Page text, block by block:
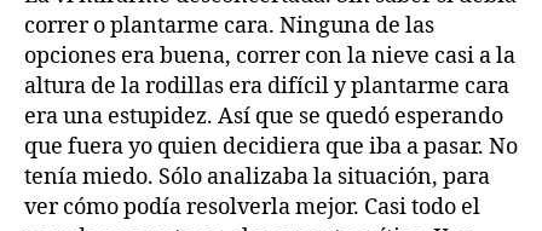
correr o plantarme cara. Ninguna de las
opciones era buena, correr con la nieve casi a la
altura de la rodillas era difícil y plantarme cara
era una estupidez. Así que se quedó esperando
que fuera yo quien decidiera que iba a pasar. No
tenía miedo. Sólo analizaba la situación, para
ver cómo podía resolverla mejor. Casi todo el